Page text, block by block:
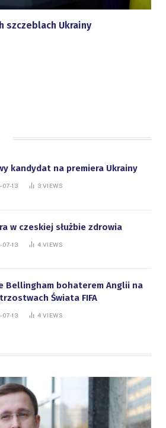
szczeblach Ukrainy
kandydat na premiera Ukrainy
07-13 3 VIEWS
w czeskiej służbie zdrowia
07-13 4 VIEWS
Bellingham bohaterem Anglii na
Świata FIFA
07-13 4 VIEWS